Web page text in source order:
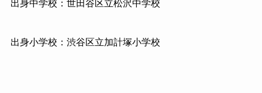
出身中学校：世田谷区立松沢中学校
出身小学校：渋谷区立加計塚小学校